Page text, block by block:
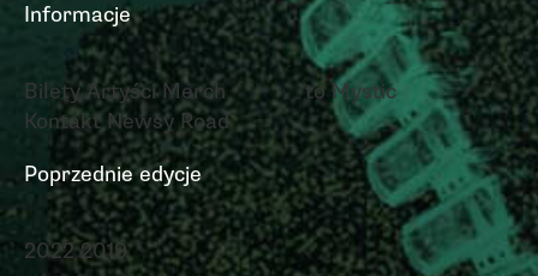
Informacje
Bilety Artyści Merch
Kontakt Newsy Road
to Mystic
Poprzednie edycje
2022 2019